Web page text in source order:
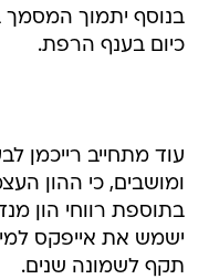
בנוסף יתמוך המסמך
כיום בענף הרפת.
ומושבים, כי ההון
בתוספת רווחי הון
ישמש את אייפקס
תקף לשמונה שנים.